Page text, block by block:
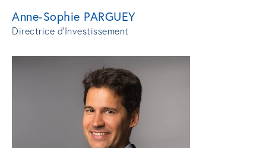
Anne-Sophie PARGUEY
Directrice d’Investissement